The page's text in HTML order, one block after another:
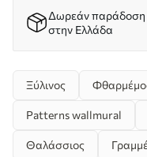
Δωρεάν παράδοση
στην Ελλάδα
Ξύλινος
Patterns wallmural
Θαλάσσιος